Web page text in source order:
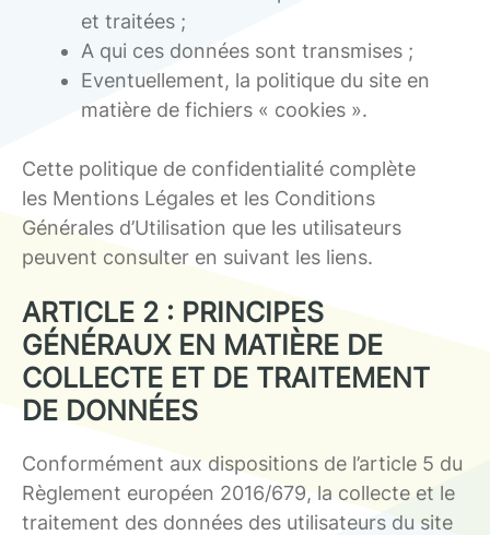
et traitées ;
A qui ces données sont transmises ;
Eventuellement, la politique du site en
matière de fichiers « cookies ».
Cette politique de confidentialité complète
les Mentions Légales et les Conditions
Générales d’Utilisation que les utilisateurs
peuvent consulter en suivant les liens.
ARTICLE 2 : PRINCIPES
GÉNÉRAUX EN MATIÈRE DE
COLLECTE ET DE TRAITEMENT
DE DONNÉES
Conformément aux dispositions de l’article 5 du
Règlement européen 2016/679, la collecte et le
traitement des données des utilisateurs du site